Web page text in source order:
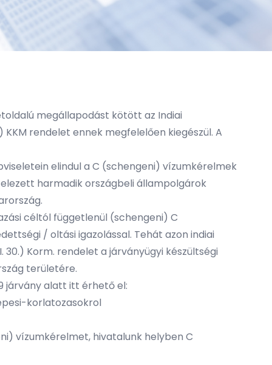
megállapodást kötött az Indiai
rendelet ennek megfelelően kiegészül. A
elindul a C (schengeni) vízumkérelmek
harmadik országbeli állampolgárok
céltól függetlenül (schengeni) C
/ oltási igazolással. Tehát azon indiai
Korm. rendelet a járványügyi készültségi
területére.
járvány alatt itt érhető el:
korlatozasokrol
vízumkérelmet, hivatalunk helyben C